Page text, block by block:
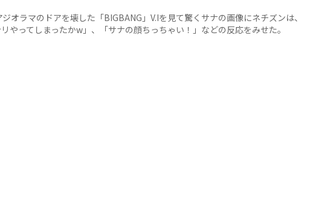
オラマのドアを壊した「BIGBANG」V.Iを見て驚くサナの画像にネチズンは、
やってしまったかw」、「サナの顔ちっちゃい！」などの反応をみせた。